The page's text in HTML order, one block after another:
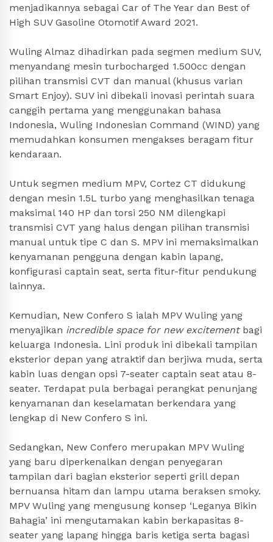
menjadikannya sebagai Car of The Year dan Best of
High SUV Gasoline Otomotif Award 2021.
Wuling Almaz dihadirkan pada segmen medium SUV,
menyandang mesin turbocharged 1.500cc dengan
pilihan transmisi CVT dan manual (khusus varian
Smart Enjoy). SUV ini dibekali inovasi perintah suara
canggih pertama yang menggunakan bahasa
Indonesia, Wuling Indonesian Command (WIND) yang
memudahkan konsumen mengakses beragam fitur
kendaraan.
Untuk segmen medium MPV, Cortez CT didukung
dengan mesin 1.5L turbo yang menghasilkan tenaga
maksimal 140 HP dan torsi 250 NM dilengkapi
transmisi CVT yang halus dengan pilihan transmisi
manual untuk tipe C dan S. MPV ini memaksimalkan
kenyamanan pengguna dengan kabin lapang,
konfigurasi captain seat, serta fitur-fitur pendukung
lainnya.
Kemudian, New Confero S ialah MPV Wuling yang
menyajikan incredible space for new excitementbagi
keluarga Indonesia. Lini produk ini dibekali tampilan
eksterior depan yang atraktif dan berjiwa muda, serta
kabin luas dengan opsi 7-seater captain seat atau 8-
seater. Terdapat pula berbagai perangkat penunjang
kenyamanan dan keselamatan berkendara yang
lengkap di New Confero S ini.
Sedangkan, New Confero merupakan MPV Wuling
yang baru diperkenalkan dengan penyegaran
tampilan dari bagian eksterior seperti grill depan
bernuansa hitam dan lampu utama beraksen smoky.
MPV Wuling yang mengusung konsep ‘Leganya Bikin
Bahagia’ ini mengutamakan kabin berkapasitas 8-
seater yang lapang hingga baris ketiga serta bagasi